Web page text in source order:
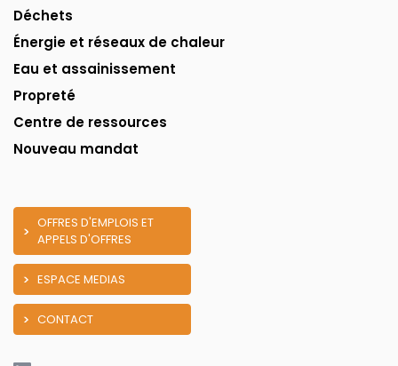
Déchets
Énergie et réseaux de chaleur
Eau et assainissement
Propreté
Centre de ressources
Nouveau mandat
OFFRES D'EMPLOIS ET
APPELS D'OFFRES
ESPACE MEDIAS
CONTACT